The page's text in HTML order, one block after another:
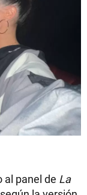
al panel de La